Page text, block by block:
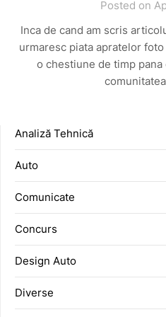
Posted on
Inca de cand am scris
urmaresc piata apratelor
o chestiune de timp
Analiză Tehnică
Auto
Comunicate
Concurs
Design Auto
Diverse